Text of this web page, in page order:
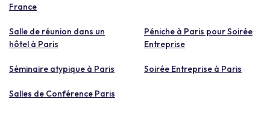
France
Salle de réunion dans un
hôtel à Paris
Péniche à Paris pour Soirée
Entreprise
Séminaire atypique à Paris Soirée Entreprise à Paris
Salles de Conférence Paris